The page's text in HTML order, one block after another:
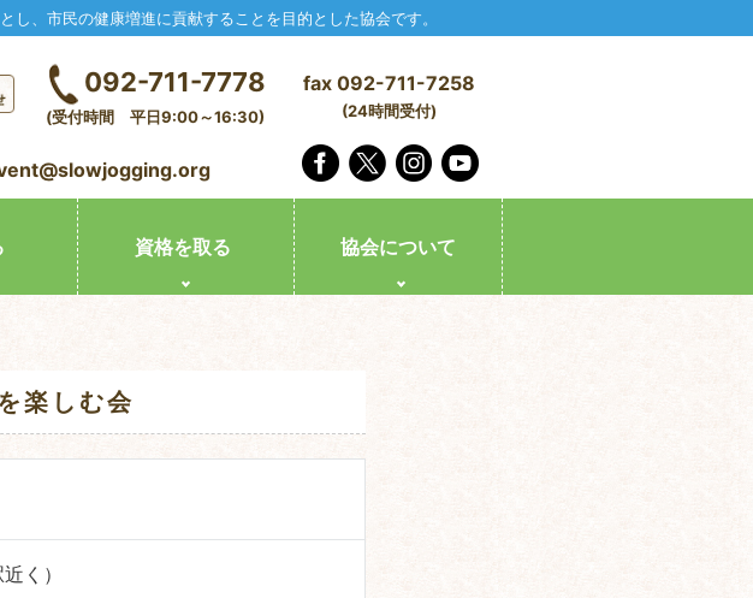
、市民の健康増進に貢献することを目的とした協会です。
092-711-7778
(受付時間 平日9:00～16:30)
fax 092-711-7258
(24時間受付)
資格を取る 協会について
楽しむ会
く）